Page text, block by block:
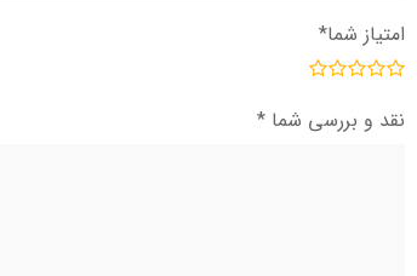
امتیاز شما*
نقد و بررسی شما *